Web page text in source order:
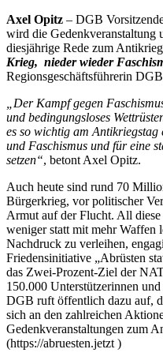
Axel Opitz – DGB
wird die Gedenkveranstaltung
diesjährige Rede zum
Krieg, nieder wieder
Regionsgeschäftsführerin
„Der Kampf gegen
und bedingungsloses
es so wichtig am
und Faschismus und für eine
setzen“, betont Axel Opitz.
Auch heute sind rund 70
Bürgerkrieg, vor politischer
Armut auf der Flucht. All
weniger statt mit mehr Waffen
Nachdruck zu verleihen,
Friedensinitiative „Abrüsten
das Zwei-Prozent-Ziel der
150.000 Unterstützerinnen
DGB ruft öffentlich dazu auf,
sich an den zahlreichen
Gedenkveranstaltungen zum
(https://abruesten.jetzt )